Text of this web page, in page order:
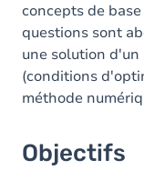
Table des
Exercices
concepts de
questions sont
une solution
(conditions
méthode
Objectifs